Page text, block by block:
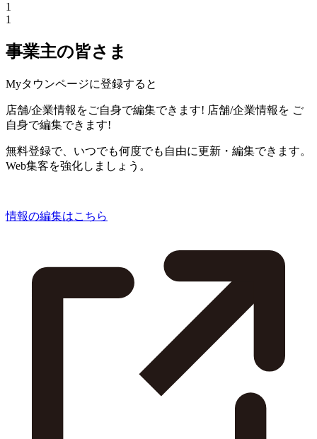
1
1
事業主の皆さま
Myタウンページに登録すると
店舗/企業情報をご自身で編集できます! 店舗/企業情報を ご
自身で編集できます!
無料登録で、いつでも何度でも自由に更新・編集できます。
Web集客を強化しましょう。
情報の編集はこちら